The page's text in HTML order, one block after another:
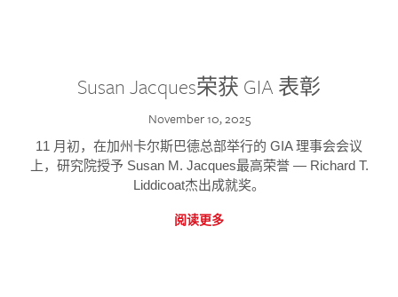
Susan Jacques荣获 GIA 表彰
November 10, 2025
11 月初，在加州卡尔斯巴德总部举行的 GIA 理事会会议
上，研究院授予 Susan M. Jacques最高荣誉 — Richard T.
Liddicoat杰出成就奖。
阅读更多